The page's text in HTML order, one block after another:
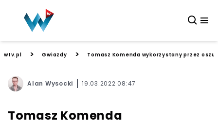
wtv.pl > Gwiazdy > Tomasz Komenda wykorzystany przez
Alan Wysocki 19.03.2022 08:47
Tomasz Komenda